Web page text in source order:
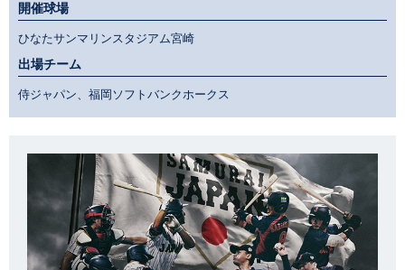
開催球場
ひなたサンマリンスタジアム宮崎
出場チーム
侍ジャパン、福岡ソフトバンクホークス